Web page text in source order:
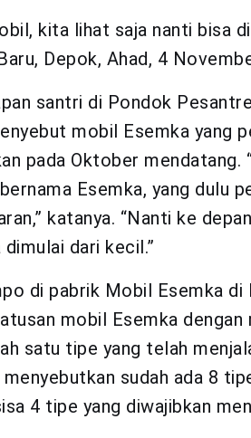
kita lihat saja nanti bisa
Depok, Ahad, 4
santri di Pondok
mobil Esemka yang
pada Oktober mendatang.
Esemka, yang dulu
katanya. “Nanti ke
dari kecil.”
di pabrik Mobil Esemka
mobil Esemka
satu tipe yang telah
sudah ada 8
4 tipe yang diwajibkan